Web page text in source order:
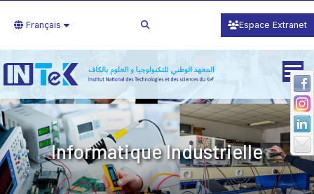
Français Espace Extranet
Informatique Industrielle